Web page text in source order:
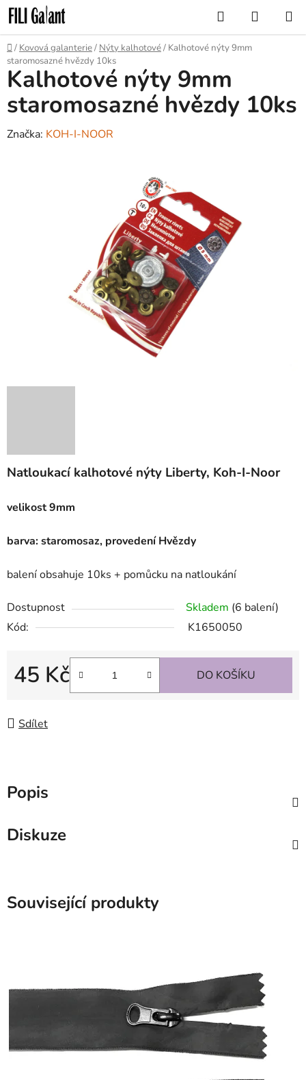
Přejít
na
obsah
Hledat
KOŠÍK
Domů
/ Kovová galanterie/ Nýty kalhotové/ Kalhotové nýty 9mm
staromosazné hvězdy 10ks
Natloukací kalhotové nýty Liberty, Koh-I-Noor
velikost 9mm
barva: staromosaz, provedení Hvězdy
balení obsahuje 10ks + pomůcku na natloukání
Dostupnost Skladem (6 balení)
Kód:
K1650050
45 Kč
Měrná cena:
DO KOŠÍKU
Sdílet
Kalhotové nýty 9mm
staromosazné hvězdy 10ks
Značka: KOH-I-NOOR
Popis
Diskuze
Související produkty